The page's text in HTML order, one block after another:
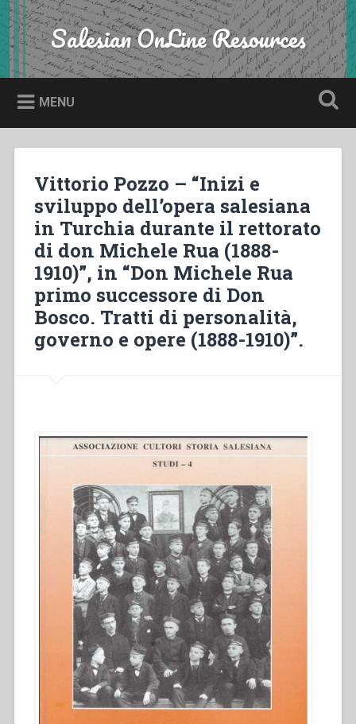
Skip
to
content
Search Salesian OnLine Resources
MENU
Vittorio Pozzo – “Inizi e
sviluppo dell’opera salesiana
in Turchia durante il rettorato
di don Michele Rua (1888-
1910)”, in “Don Michele Rua
primo successore di Don
Bosco. Tratti di personalità,
governo e opere (1888-1910)”.